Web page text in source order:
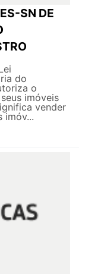
SN DE
do
o
imóveis
vender
imóv...